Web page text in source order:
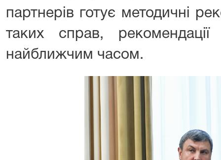
партнерів готує методичні
таких справ,
найближчим часом.